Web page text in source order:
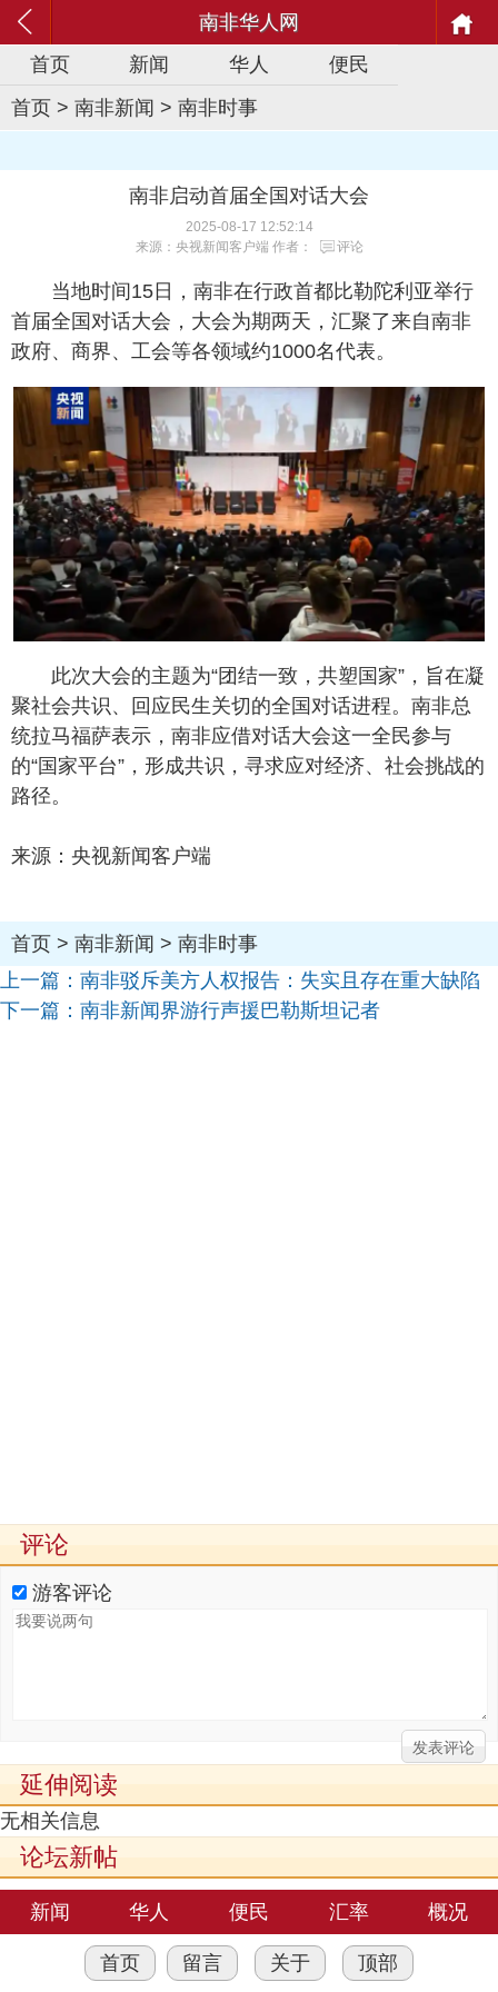
南非华人网
首页
新闻 华人
便民
首页 > 南非新闻 > 南非时事
南非启动首届全国对话大会
2025-08-17 12:52:14
来源：央视新闻客户端 作者：
评论
当地时间15日，南非在行政首都比勒陀利亚举行
首届全国对话大会，大会为期两天，汇聚了来自南非
政府、商界、工会等各领域约1000名代表。
此次大会的主题为“团结一致，共塑国家”，旨在凝
聚社会共识、回应民生关切的全国对话进程。南非总
统拉马福萨表示，南非应借对话大会这一全民参与
的“国家平台”，形成共识，寻求应对经济、社会挑战的
路径。
来源：央视新闻客户端
首页 > 南非新闻 > 南非时事
上一篇： 南非驳斥美方人权报告：失实且存在重大缺陷
下一篇： 南非新闻界游行声援巴勒斯坦记者
评论
游客评论
延伸阅读
无相关信息
论坛新帖
新闻 华人 便民 汇率 概况
首页 留言 关于 顶部